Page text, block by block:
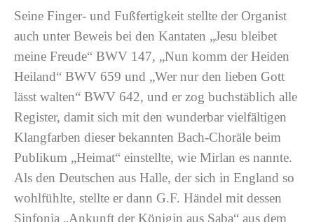
Seine Finger- und Fußfertigkeit stellte der Organist
auch unter Beweis bei den Kantaten „Jesu bleibet
meine Freude“ BWV 147, „Nun komm der Heiden
Heiland“ BWV 659 und „Wer nur den lieben Gott
lässt walten“ BWV 642, und er zog buchstäblich alle
Register, damit sich mit den wunderbar vielfältigen
Klangfarben dieser bekannten Bach-Choräle beim
Publikum „Heimat“ einstellte, wie Mirlan es nannte.
Als den Deutschen aus Halle, der sich in England so
wohlfühlte, stellte er dann G.F. Händel mit dessen
Sinfonia „Ankunft der Königin aus Saba“ aus dem